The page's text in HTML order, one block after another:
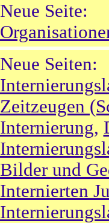
Neue Seite:
Neue Seiten:
Zeitzeugen
Internierung,
Bilder und
Internierten